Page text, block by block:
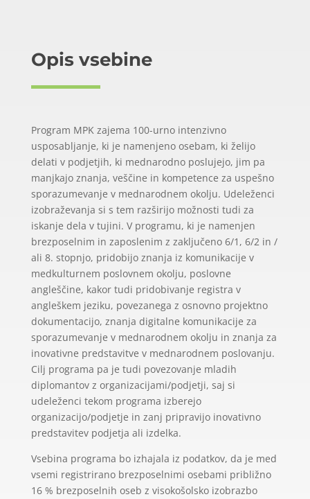
Opis vsebine
Program MPK zajema 100-urno intenzivno
usposabljanje, ki je namenjeno osebam, ki želijo
delati v podjetjih, ki mednarodno poslujejo, jim pa
manjkajo znanja, veščine in kompetence za uspešno
sporazumevanje v mednarodnem okolju. Udeleženci
izobraževanja si s tem razširijo možnosti tudi za
iskanje dela v tujini. V programu, ki je namenjen
brezposelnim in zaposlenim z zaključeno 6/1, 6/2 in /
ali 8. stopnjo, pridobijo znanja iz komunikacije v
medkulturnem poslovnem okolju, poslovne
angleščine, kakor tudi pridobivanje registra v
angleškem jeziku, povezanega z osnovno projektno
dokumentacijo, znanja digitalne komunikacije za
sporazumevanje v mednarodnem okolju in znanja za
inovativne predstavitve v mednarodnem poslovanju.
Cilj programa pa je tudi povezovanje mladih
diplomantov z organizacijami/podjetji, saj si
udeleženci tekom programa izberejo
organizacijo/podjetje in zanj pripravijo inovativno
predstavitev podjetja ali izdelka.
Vsebina programa bo izhajala iz podatkov, da je med
vsemi registrirano brezposelnimi osebami približno
16 % brezposelnih oseb z visokošolsko izobrazbo